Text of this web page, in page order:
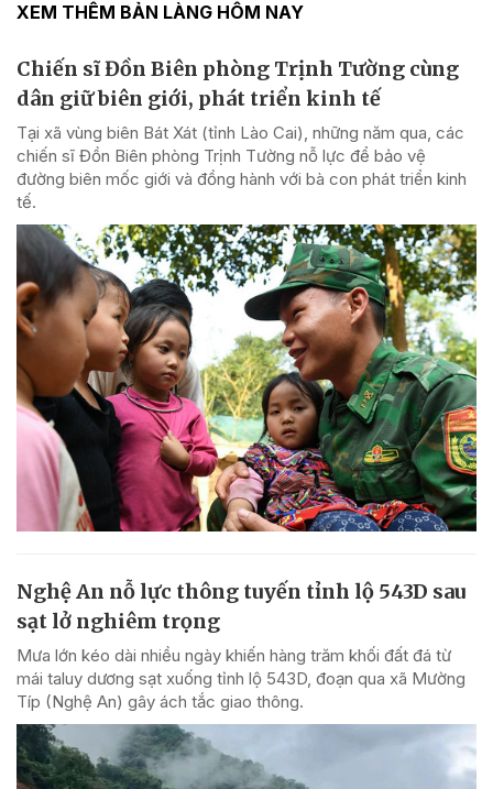
XEM THÊM BẢN LÀNG HÔM NAY
Chiến sĩ Đồn Biên phòng Trịnh Tường cùng
dân giữ biên giới, phát triển kinh tế
Tại xã vùng biên Bát Xát (tỉnh Lào Cai), những năm qua, các
chiến sĩ Đồn Biên phòng Trịnh Tường nỗ lực để bảo vệ
đường biên mốc giới và đồng hành với bà con phát triển kinh
tế.
Nghệ An nỗ lực thông tuyến tỉnh lộ 543D sau
sạt lở nghiêm trọng
Mưa lớn kéo dài nhiều ngày khiến hàng trăm khối đất đá từ
mái taluy dương sạt xuống tỉnh lộ 543D, đoạn qua xã Mường
Típ (Nghệ An) gây ách tắc giao thông.